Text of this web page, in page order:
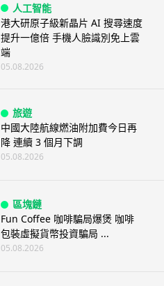
人工智能
港大研原子級新晶片 AI 搜尋速度
提升一億倍 手機人臉識別免上雲
端
05.08.2026
旅遊
中國大陸航線燃油附加費今日再
降 連續 3 個月下調
05.08.2026
區塊鏈
Fun Coffee 咖啡騙局爆煲 咖啡
包裝虛擬貨幣投資騙局 ...
05.08.2026